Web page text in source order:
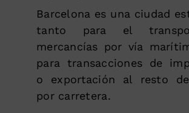
Barcelona es una ciudad
tanto para el
mercancías por vía
para transacciones de
o exportación al resto
por carretera.